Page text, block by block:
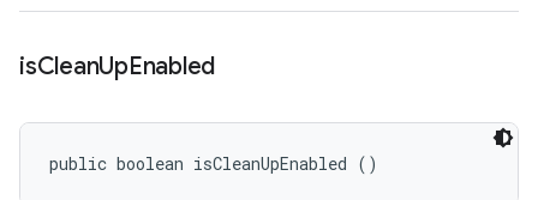
isCleanUpEnabled
public boolean isCleanUpEnabled ()